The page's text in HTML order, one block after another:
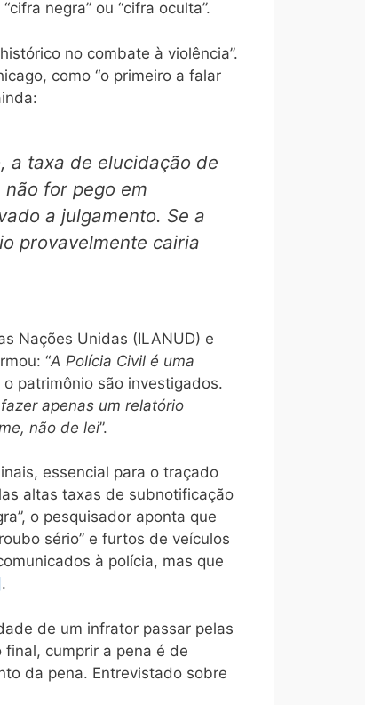
negra” ou “cifra oculta”.
no combate à violência”.
como “o primeiro a falar
a taxa de elucidação de
for pego em
a julgamento. Se a
provavelmente cairia
Nações Unidas (ILANUD) e
“A Polícia Civil é uma
patrimônio são investigados.
apenas um relatório
não de lei”.
essencial para o traçado
altas taxas de subnotificação
o pesquisador aponta que
sério” e furtos de veículos
à polícia, mas que
.
de um infrator passar pelas
cumprir a pena é de
da pena. Entrevistado sobre